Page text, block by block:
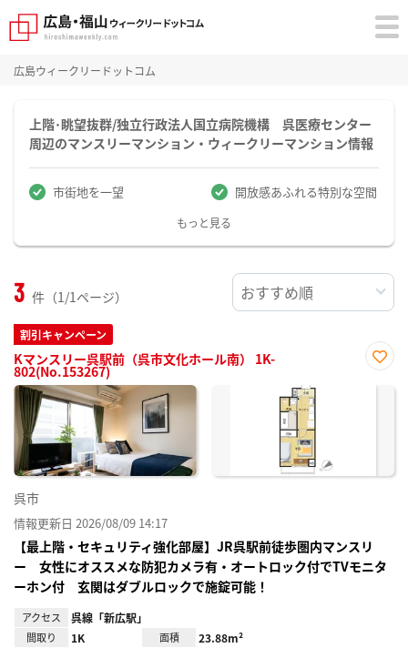
広島ウィークリードットコム
上階･眺望抜群/独立行政法人国立病院機構 呉医療センター
周辺のマンスリーマンション・ウィークリーマンション情報
市街地を一望 開放感あふれる特別な空間
もっと見る
3 件（1/1ページ）
割引キャンペーン
Kマンスリー呉駅前（呉市文化ホール南） 1K-
802(No.153267)
に入
呉市
情報更新日 2026/08/09 14:17
【最上階・セキュリティ強化部屋】JR呉駅前徒歩圏内マンスリ
ー 女性にオススメな防犯カメラ有・オートロック付でTVモニタ
ーホン付 玄関はダブルロックで施錠可能！
アクセス 呉線「新広駅」
間取り 1K 面積 23.88m²